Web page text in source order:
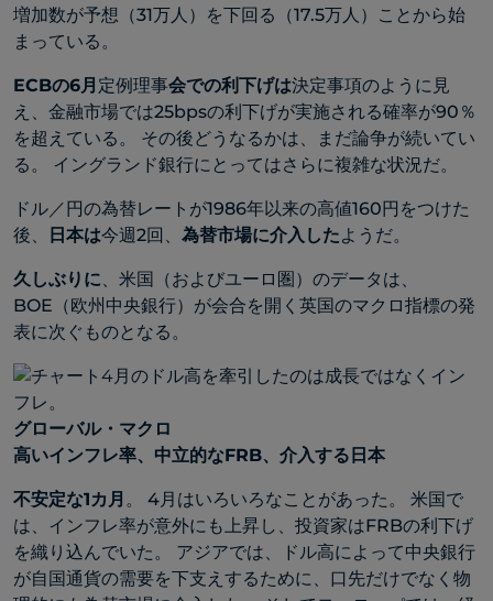
増加数が予想（31万人）を下回る（17.5万人）ことから始
まっている。
ECBの6月 定例理事会での利下げは決定事項のように見
え、金融市場では25bpsの利下げが実施される確率が90％
を超えている。 その後どうなるかは、まだ論争が続いてい
る。 イングランド銀行にとってはさらに複雑な状況だ。
ドル／円の為替レートが1986年以来の高値160円をつけた
後、
日本は今週2回、 為替市場に介入したようだ。
久しぶりに 、米国（およびユーロ圏）のデータは、
BOE（欧州中央銀行）が会合を開く英国のマクロ指標の発
表に次ぐものとなる。
グローバル・マクロ
高いインフレ率、中立的なFRB、介入する日本
不安定な1カ月 。 4月はいろいろなことがあった。 米国で
は、インフレ率が意外にも上昇し、投資家はFRBの利下げ
を織り込んでいた。 アジアでは、ドル高によって中央銀行
が自国通貨の需要を下支えするために、口先だけでなく物